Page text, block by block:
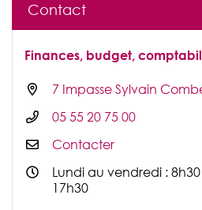
Contact
Finances, budget,
7 Impasse Sylvain
05 55 20 75 00
Contacter
Lundi au vendredi :
17h30